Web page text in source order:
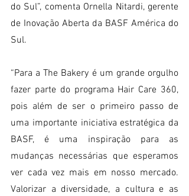
do Sul”, comenta Ornella Nitardi, gerente
de Inovação Aberta da BASF América do
Sul.
“Para a The Bakery é um grande orgulho
fazer parte do programa Hair Care 360,
pois além de ser o primeiro passo de
uma importante iniciativa estratégica da
BASF, é uma inspiração para as
mudanças necessárias que esperamos
ver cada vez mais em nosso mercado.
Valorizar a diversidade, a cultura e as